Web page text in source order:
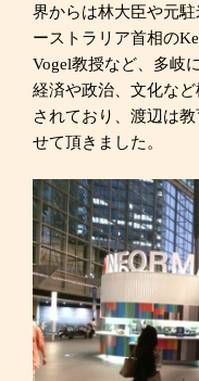
界からは林大臣や元
ーストラリア首相の
Vogel教授など、多岐
経済や政治、文化な
されており、渡辺は
せて頂きました。